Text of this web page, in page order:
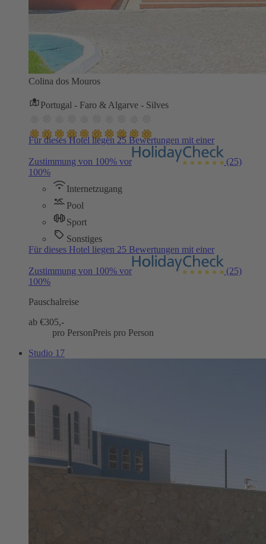
Colina dos Mouros
Portugal - Faro & Algarve - Silves
Für dieses Hotel liegen 25 Bewertungen mit einer
Zustimmung von 100% vor
(25)
100%
Internetzugang
Pool
Sport
Sonstiges
Für dieses Hotel liegen 25 Bewertungen mit einer
Zustimmung von 100% vor
(25)
100%
Pauschalreise
ab €305,-
pro PersonPreis pro Person
Studio 17